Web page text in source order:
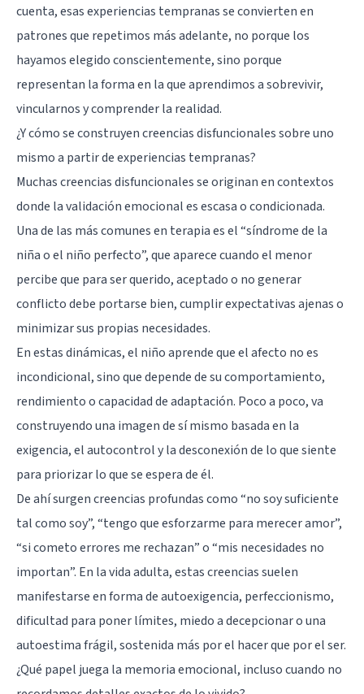
cuenta, esas experiencias tempranas se convierten en
patrones que repetimos más adelante, no porque los
hayamos elegido conscientemente, sino porque
representan la forma en la que aprendimos a sobrevivir,
vincularnos y comprender la realidad.
¿Y cómo se construyen creencias disfuncionales sobre uno
mismo a partir de experiencias tempranas?
Muchas creencias disfuncionales se originan en contextos
donde la validación emocional es escasa o condicionada.
Una de las más comunes en terapia es el “síndrome de la
niña o el niño perfecto”, que aparece cuando el menor
percibe que para ser querido, aceptado o no generar
conflicto debe portarse bien, cumplir expectativas ajenas o
minimizar sus propias necesidades.
En estas dinámicas, el niño aprende que el afecto no es
incondicional, sino que depende de su comportamiento,
rendimiento o capacidad de adaptación. Poco a poco, va
construyendo una imagen de sí mismo basada en la
exigencia, el autocontrol y la desconexión de lo que siente
para priorizar lo que se espera de él.
De ahí surgen creencias profundas como “no soy suficiente
tal como soy”, “tengo que esforzarme para merecer amor”,
“si cometo errores me rechazan” o “mis necesidades no
importan”. En la vida adulta, estas creencias suelen
manifestarse en forma de autoexigencia, perfeccionismo,
dificultad para poner límites, miedo a decepcionar o una
autoestima frágil, sostenida más por el hacer que por el ser.
¿Qué papel juega la memoria emocional, incluso cuando no